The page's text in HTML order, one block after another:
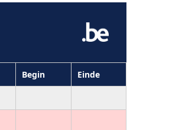
Begin Einde